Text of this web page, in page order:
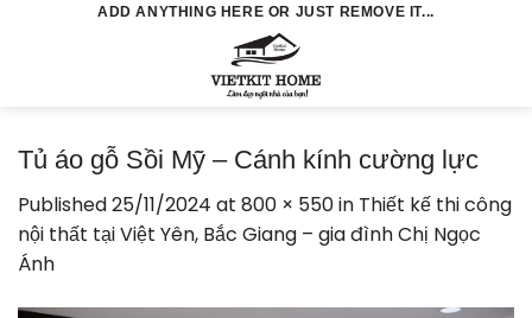
ADD ANYTHING HERE OR JUST REMOVE IT...
Tủ áo gỗ Sồi Mỹ – Cánh kính cường lực
Published25/11/2024 at 800 × 550in Thiết kế thi công
nội thất tại Việt Yên, Bắc Giang – gia đình Chị Ngọc
Ánh